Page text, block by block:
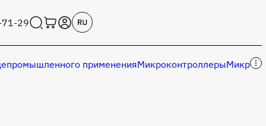
29
примененияМикроконтроллеры